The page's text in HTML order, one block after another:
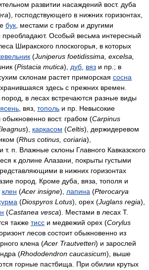
развитии насаждений вост. дуба
), господствующего в нижних горизонтах,
бук, местами с грабом и другими
Особый весьма интересный
Ширакского плоскогорья, в которых
(Juniperus foetidissima, excelsa,
(Pistacia mutica), дуб, вяз и пр.; в
склонам растет приморская сосна
здесь с прежних времен.
в лесах встречаются разные виды
ясень, вяз, тополь и пр. Невысокие
вост. грабом (Carpinus
), каркасом (Celtis), держидеревом
(Rhus cotinus, coriaria),
п. Влажные склоны Главного Кавказского
к долине Алазани, покрыты густыми
в нижних горизонтах
пород. Кроме дуба, вяза, тополя и
клен (Acer insigne), лапина (Pterocarya
(Diospyros Lotus), орех (Juglans regia),
(Castanea vesca). Местами в лесах Т.
также тисс и медвежий орех (Corylus
лесов состоит обыкновенно из
клена (Acer Trautvetteri) и зарослей
(Rhododendron caucasicum), выше
горные пастбища. При обилии крутых